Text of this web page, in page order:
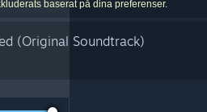
baserat på dina preferenser.
(Original Soundtrack)